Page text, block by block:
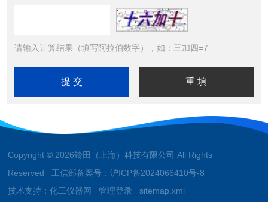
请输入计算结果（填写阿拉伯数字），如：三加四=7
Copyright © 2026铃田（上海）科技有限公司 All Rights
Reserved 工信部备案号：沪ICP备2024066410号-8
技术支持：化工仪器网 管理登录 sitemap.xml